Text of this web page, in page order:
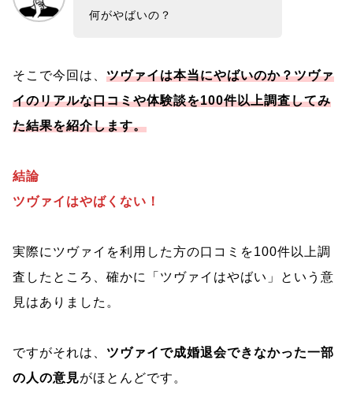
何がやばいの？
そこで今回は、 ツヴァイは本当にやばいのか？ツヴァ
イのリアルな口コミや体験談を100件以上調査してみ
た結果を紹介します。
結論
ツヴァイはやばくない！
実際にツヴァイを利用した方の口コミを100件以上調
査したところ、確かに「ツヴァイはやばい」という意
見はありました。
ですがそれは、 ツヴァイで成婚退会できなかった一部
の人の意見がほとんどです。